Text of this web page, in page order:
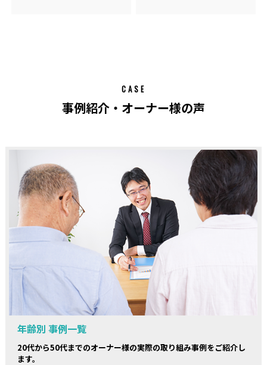
CASE
事例紹介・オーナー様の声
年齢別 事例一覧
20代から50代までのオーナー様の実際の取り組み事例をご紹介し
ます。